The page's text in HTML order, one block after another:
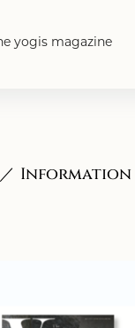
yogis magazine
Information